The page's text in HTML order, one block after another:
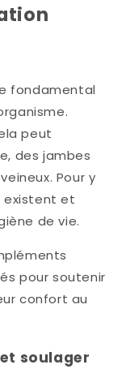
fondamental
peut
des jambes
Pour y
existent et
de vie.
pour soutenir
confort au
soulager